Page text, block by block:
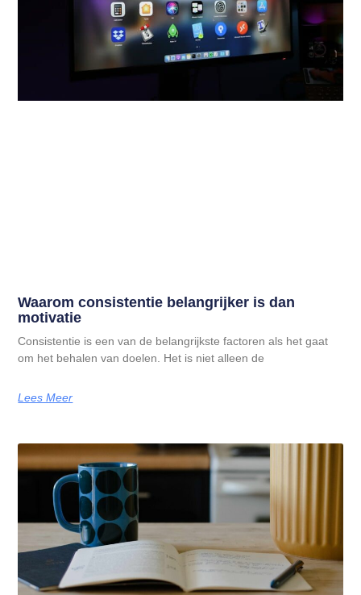
Waarom consistentie belangrijker is dan
motivatie
Consistentie is een van de belangrijkste factoren als het gaat
om het behalen van doelen. Het is niet alleen de
Lees Meer